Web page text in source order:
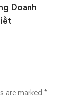
Doanh
are marked *